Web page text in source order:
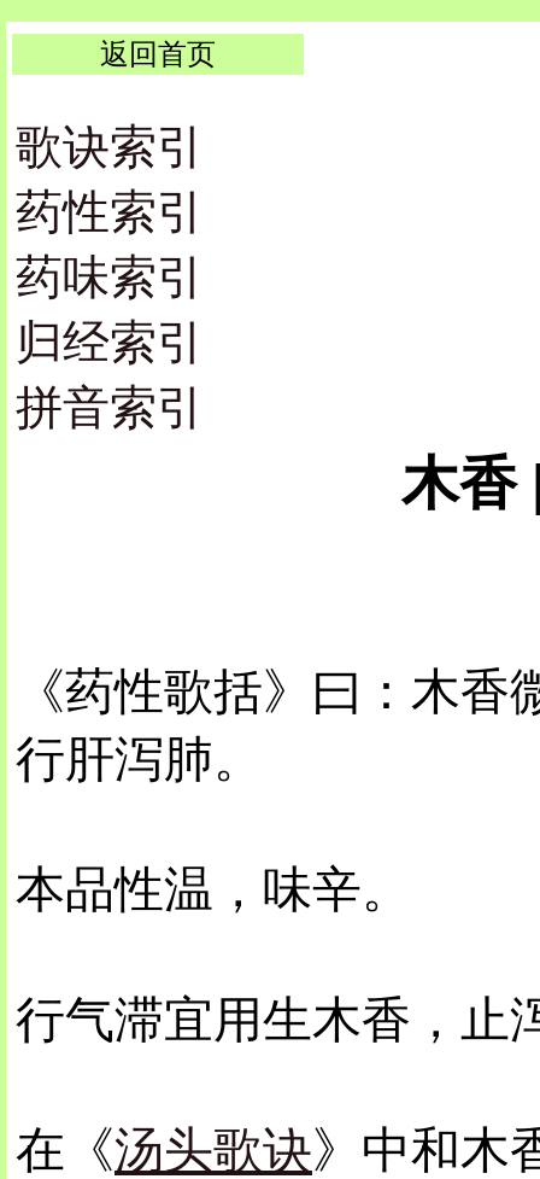
返回首页
歌诀索引
药性索引
药味索引
归经索引
拼音索引
木香
《药性歌括》曰：木
行肝泻肺。
本品性温，味辛。
行气滞宜用生木香，止
在《汤头歌诀》中和木